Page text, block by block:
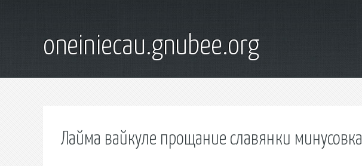
oneiniecau.gnubee.org
Лайма вайкуле прощание славянки минусовка